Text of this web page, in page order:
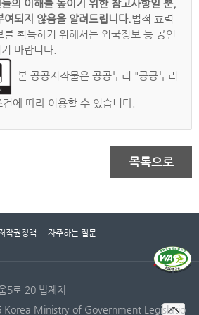
의 이해를 높이기 위한 참고사항일 뿐,
여되지 않음을 알려드립니다.법적 효력
획득하기 위해서는 외국정보 등 공인
바랍니다.
본 공공저작물은 공공누리 "공공누리
에 따라 이용할 수 있습니다.
목록으로
작권정책 자주하는 질문
5로 20 법제처
Korea Ministry of Government Legislatio